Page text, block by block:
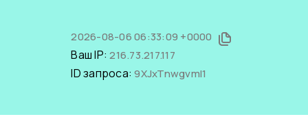
2026-08-06 06:33:09 +0000
Ваш IP:216.73.217.117
ID запроса:9XJxTnwgvmI1